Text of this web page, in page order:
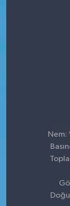
Nem: